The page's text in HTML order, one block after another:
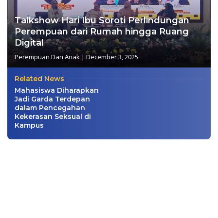
Talkshow Hari Ibu Soroti Perlindungan
Perempuan dari Rumah hingga Ruang
Digital
Perempuan Dan Anak | December 3, 2025
Related News
Mahasiswa Diharapkan
Jadi Garda Terdepan
dalam Pencegahan
Kekerasan Seksual di
Kampus